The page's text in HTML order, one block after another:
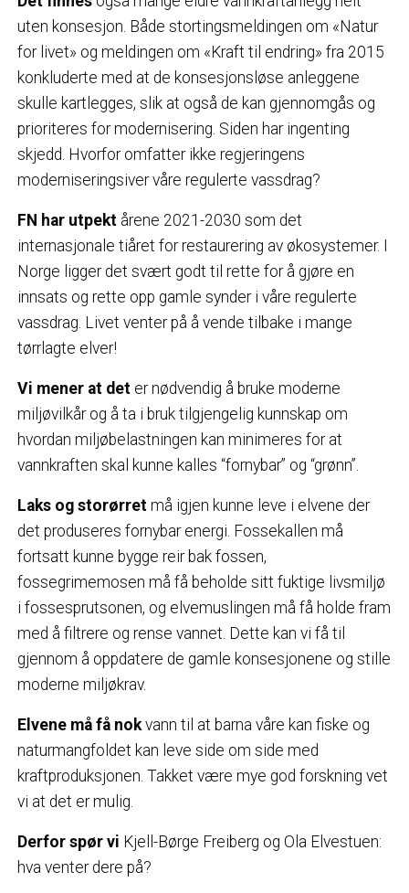
uten konsesjon. Både stortingsmeldingen om «Natur
for livet» og meldingen om «Kraft til endring» fra 2015
konkluderte med at de konsesjonsløse anleggene
skulle kartlegges, slik at også de kan gjennomgås og
prioriteres for modernisering. Siden har ingenting
skjedd. Hvorfor omfatter ikke regjeringens
moderniseringsiver våre regulerte vassdrag?
FN har utpekt årene 2021-2030 som det
internasjonale tiåret for restaurering av økosystemer. I
Norge ligger det svært godt til rette for å gjøre en
innsats og rette opp gamle synder i våre regulerte
vassdrag. Livet venter på å vende tilbake i mange
tørrlagte elver!
Vi mener at det er nødvendig å bruke moderne
miljøvilkår og å ta i bruk tilgjengelig kunnskap om
hvordan miljøbelastningen kan minimeres for at
vannkraften skal kunne kalles “fornybar” og “grønn”.
Laks og storørret må igjen kunne leve i elvene der
det produseres fornybar energi. Fossekallen må
fortsatt kunne bygge reir bak fossen,
fossegrimemosen må få beholde sitt fuktige livsmiljø
i fossesprutsonen, og elvemuslingen må få holde fram
med å filtrere og rense vannet. Dette kan vi få til
gjennom å oppdatere de gamle konsesjonene og stille
moderne miljøkrav.
Elvene må få nok vann til at barna våre kan fiske og
naturmangfoldet kan leve side om side med
kraftproduksjonen. Takket være mye god forskning vet
vi at det er mulig.
Derfor spør vi Kjell-Børge Freiberg og Ola Elvestuen:
hva venter dere på?